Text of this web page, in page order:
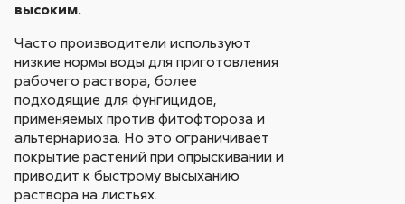
высоким.
Часто производители используют
низкие нормы воды для приготовления
рабочего раствора, более
подходящие для фунгицидов,
применяемых против фитофтороза и
альтернариоза. Но это ограничивает
покрытие растений при опрыскивании и
приводит к быстрому высыханию
раствора на листьях.